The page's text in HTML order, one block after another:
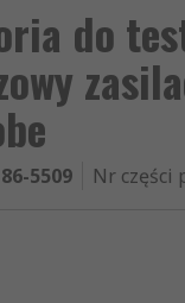
do
5509 Nr części